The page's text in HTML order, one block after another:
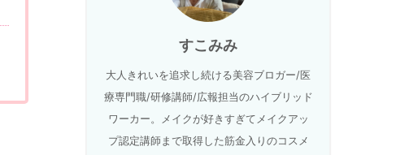
すこみみ
大人きれいを追求し続ける美容ブロガー/医
療専門職/研修講師/広報担当のハイブリッド
ワーカー。メイクが好きすぎてメイクアッ
プ認定講師まで取得した筋金入りのコスメ